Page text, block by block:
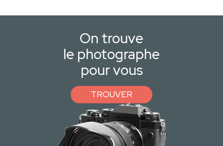
On trouve
le photographe
pour vous
TROUVER